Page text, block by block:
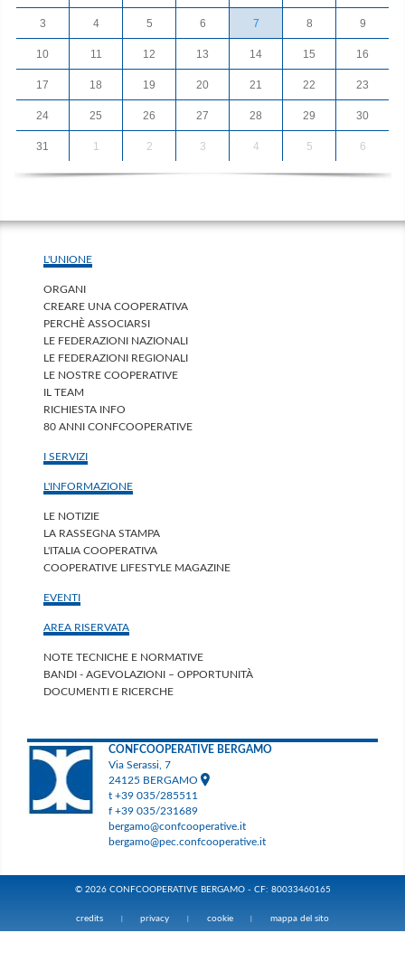
3 4 5 6 7 8 9
10 11 12 13 14 15 16
17 18 19 20 21 22 23
24 25 26 27 28 29 30
31 1 2 3 4 5 6
L'UNIONE
ORGANI
CREARE UNA COOPERATIVA
PERCHÈ ASSOCIARSI
LE FEDERAZIONI NAZIONALI
LE FEDERAZIONI REGIONALI
LE NOSTRE COOPERATIVE
IL TEAM
RICHIESTA INFO
80 ANNI CONFCOOPERATIVE
I SERVIZI
L'INFORMAZIONE
LE NOTIZIE
LA RASSEGNA STAMPA
L'ITALIA COOPERATIVA
COOPERATIVE LIFESTYLE MAGAZINE
EVENTI
AREA RISERVATA
NOTE TECNICHE E NORMATIVE
BANDI - AGEVOLAZIONI – OPPORTUNITÀ
DOCUMENTI E RICERCHE
CONFCOOPERATIVE BERGAMO
Via Serassi, 7
24125 BERGAMO
t +39 035/285511
f +39 035/231689
bergamo@confcooperative.it
bergamo@pec.confcooperative.it
© 2026 CONFCOOPERATIVE BERGAMO - CF: 80033460165
credits privacy cookie mappa del sito